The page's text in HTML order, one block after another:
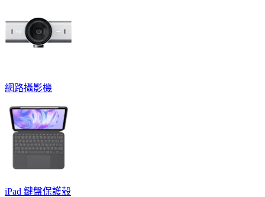
網路攝影機
iPad 鍵盤保護殼